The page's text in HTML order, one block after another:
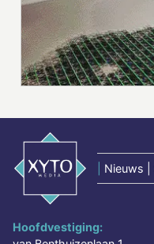
Nieuws |
Hoofdvestiging: